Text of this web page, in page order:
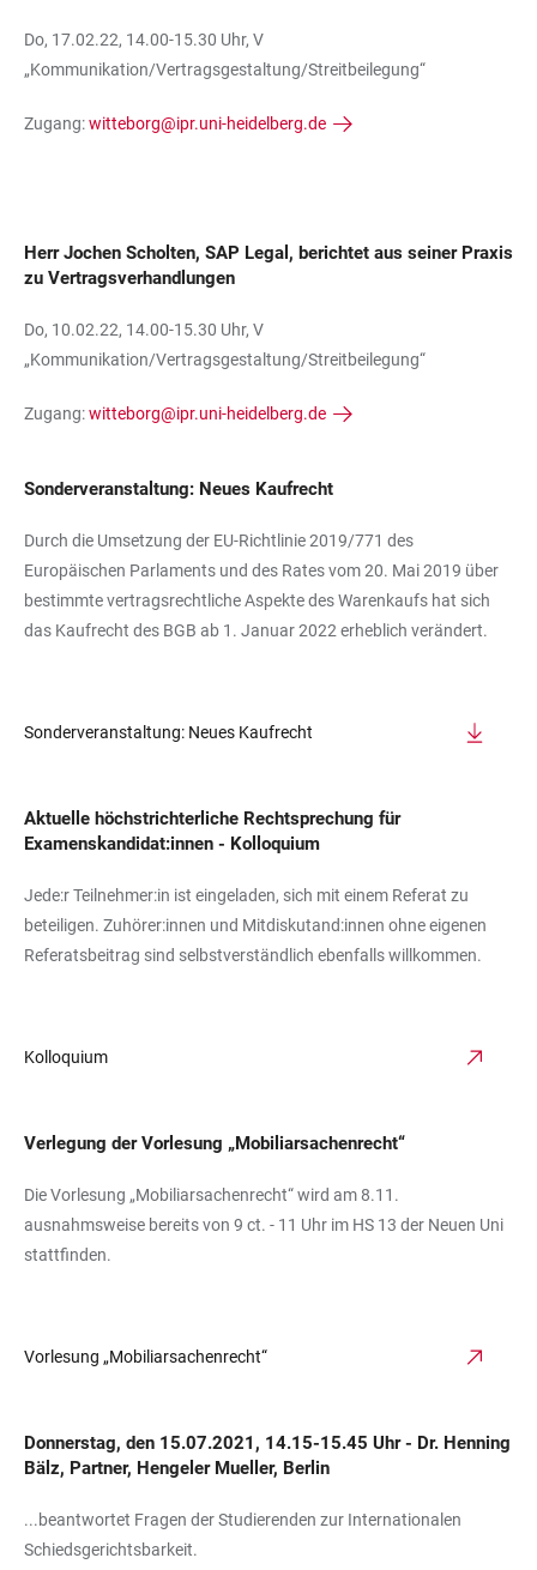
Do, 17.02.22, 14.00-15.30 Uhr, V
„Kommunikation/Vertragsgestaltung/Streitbeilegung“
Zugang:witteborg@ipr.uni-heidelberg.de
Herr Jochen Scholten, SAP Legal, berichtet aus seiner Praxis
zu Vertragsverhandlungen
Do, 10.02.22, 14.00-15.30 Uhr, V
„Kommunikation/Vertragsgestaltung/Streitbeilegung“
Zugang:witteborg@ipr.uni-heidelberg.de
Sonderveranstaltung: Neues Kaufrecht
Durch die Umsetzung der EU-Richtlinie 2019/771 des
Europäischen Parlaments und des Rates vom 20. Mai 2019 über
bestimmte vertragsrechtliche Aspekte des Warenkaufs hat sich
das Kaufrecht des BGB ab 1. Januar 2022 erheblich verändert.
Sonderveranstaltung: Neues Kaufrecht
Aktuelle höchstrichterliche Rechtsprechung für
Examenskandidat:innen - Kolloquium
Jede:r Teilnehmer:in ist eingeladen, sich mit einem Referat zu
beteiligen. Zuhörer:innen und Mitdiskutand:innen ohne eigenen
Referatsbeitrag sind selbstverständlich ebenfalls willkommen.
Kolloquium
Verlegung der Vorlesung „Mobiliarsachenrecht“
Die Vorlesung „Mobiliarsachenrecht“ wird am 8.11.
ausnahmsweise bereits von 9 ct. - 11 Uhr im HS 13 der Neuen Uni
stattfinden.
Vorlesung „Mobiliarsachenrecht“
Donnerstag, den 15.07.2021, 14.15-15.45 Uhr - Dr. Henning
Bälz, Partner, Hengeler Mueller, Berlin
...beantwortet Fragen der Studierenden zur Internationalen
Schiedsgerichtsbarkeit.